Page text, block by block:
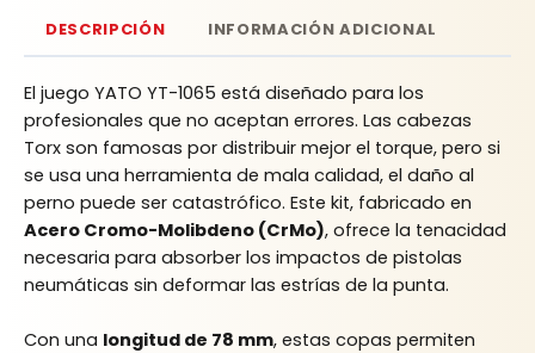
DESCRIPCIÓN INFORMACIÓN ADICIONAL
El juego YATO YT-1065 está diseñado para los
profesionales que no aceptan errores. Las cabezas
Torx son famosas por distribuir mejor el torque, pero si
se usa una herramienta de mala calidad, el daño al
perno puede ser catastrófico. Este kit, fabricado en
Acero Cromo-Molibdeno (CrMo), ofrece la tenacidad
necesaria para absorber los impactos de pistolas
neumáticas sin deformar las estrías de la punta.
Con una longitud de 78 mm, estas copas permiten